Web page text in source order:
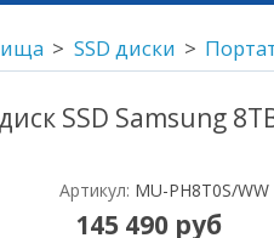
SSD диски
SSD Samsung
Артикул: MU-PH8T0S/WW
145 490 руб